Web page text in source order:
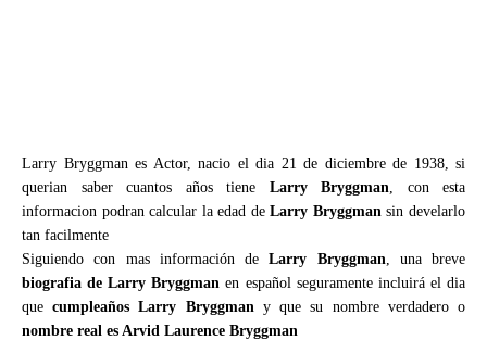
Larry Bryggman es Actor, nacio el dia 21 de diciembre de 1938, si
querian saber cuantos años tiene Larry Bryggman, con esta
informacion podran calcular la edad deLarry Bryggmansin develarlo
tan facilmente
Siguiendo con mas información deLarry Bryggman, una breve
biografia de Larry Bryggman en español seguramente incluirá el dia
quecumpleaños Larry Bryggmany que su nombre verdadero o
nombre real es Arvid Laurence Bryggman